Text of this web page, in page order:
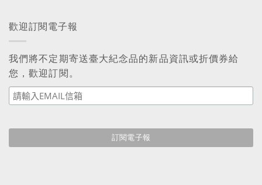
歡迎訂閱電子報
我們將不定期寄送臺大紀念品的新品資訊或折價券給
您，歡迎訂閱。